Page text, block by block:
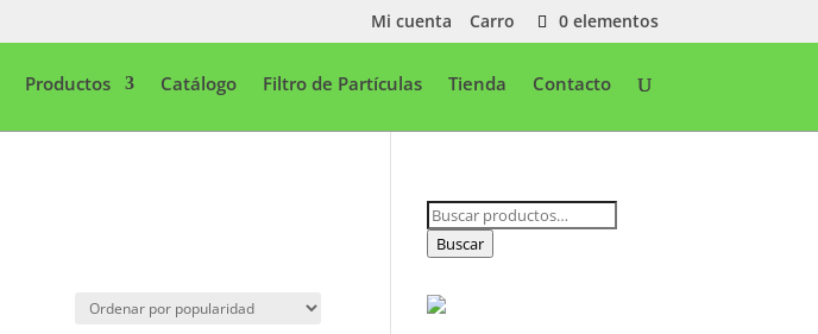
Mi cuenta Carro 0 elementos
Productos Catálogo Filtro de Partículas Tienda Contacto
Buscar
por:
Buscar